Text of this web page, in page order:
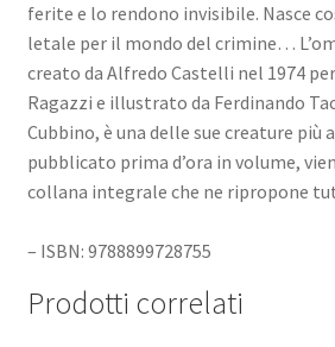
ferite e lo rendono invisibile. Nasce
letale per il mondo del crimine…
creato da Alfredo Castelli nel 1974
Ragazzi e illustrato da Ferdinando
Cubbino, è una delle sue creature più
pubblicato prima d’ora in volume,
collana integrale che ne ripropone
– ISBN: 9788899728755
Prodotti correlati